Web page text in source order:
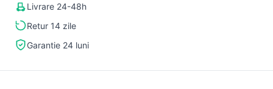
Livrare 24-48h
Retur 14 zile
Garantie 24 luni